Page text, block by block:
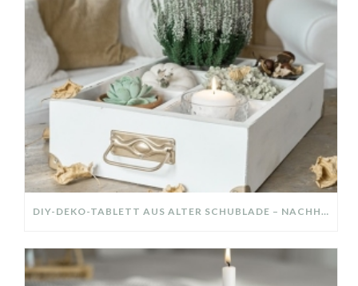
DIY-DEKO-TABLETT AUS ALTER SCHUBLADE – NACHHALTIGE HERBSTDEKO SELBER MACHEN!